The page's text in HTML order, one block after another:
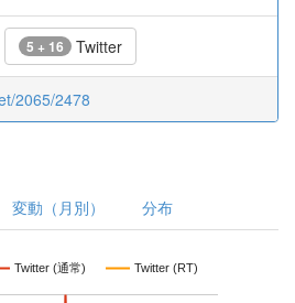
5 + 16 Twitter
2065/2478
変動（月別） 分布
Twitter (通常) Twitter (RT)